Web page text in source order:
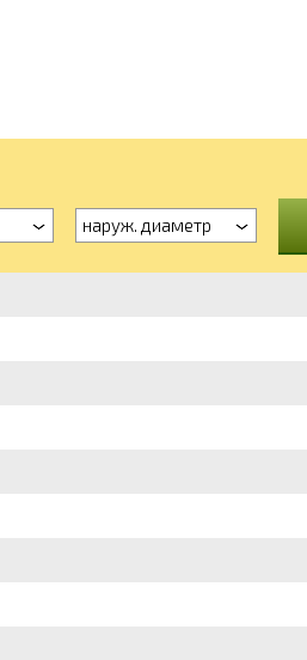
наруж. диаметр